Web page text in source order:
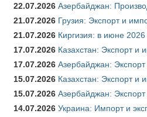
22.07.2026 Азербайджан:
21.07.2026 Грузия: Экспорт и
21.07.2026 Киргизия: в июне
17.07.2026 Казахстан: Экспорт и
17.07.2026 Азербайджан:
15.07.2026 Казахстан: Экспорт и
15.07.2026 Азербайджан:
14.07.2026 Украина: Импорт и